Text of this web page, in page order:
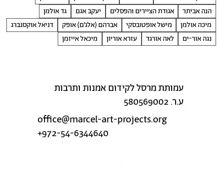
הנה אביתר
אגודת הציירים והפסלים יעקב אגם
גד אולמן
מיכה אולמן
מישל אופטובסקי אברהם (אלג׳ם) אופק
דניאל אוקסנברג
נגה אור-ים
לאה אורגד עזרא אוריון מיכאל אייזמן
עמותת מרסל לקידום אמנות ותרבות
ע.ר. 580569002
office@marcel-art-projects.org
+972-54-6344640